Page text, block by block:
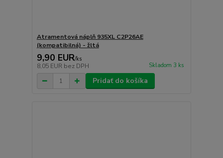
Atramentová náplň 935XL C2P26AE
(kompatibilná) - žltá
9,90 EUR/ks
8,05 EUR bez DPH Skladom 3 ks
Pridať do košíka